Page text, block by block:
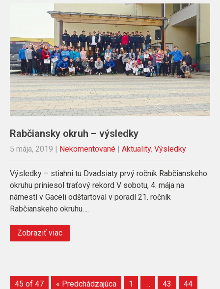
Rabčiansky okruh – výsledky
5 mája, 2019 | Nekomentované | Aktuality, Výsledky
Výsledky – stiahni tu Dvadsiaty prvý ročník Rabčianskeho
okruhu priniesol traťový rekord V sobotu, 4. mája na
námestí v Gaceli odštartoval v poradí 21. ročník
Rabčianskeho okruhu….
Zobraziť viac
45 of 47 « Predchádzajúca 1 … 43
44